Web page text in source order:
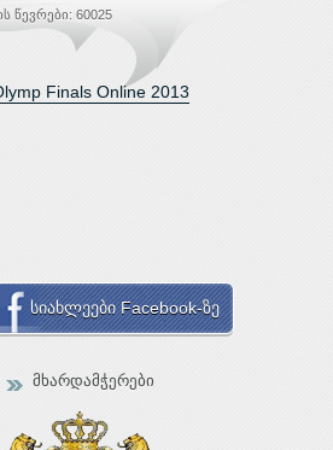
წევრები: 60025
Finals Online 2013
სიახლეები Facebook-ზე
მხარდამჭერები